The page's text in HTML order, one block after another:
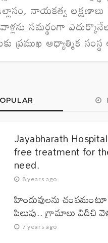
నాయకత్వ
సమర్థంగా
ప్రముఖ ఆధ్యాత్మిక
Jayabharath
free treatment for
need.
8 years ago
హిందువులను
పిలుపు.. గ్రామాలు విడిచి
7 years ago